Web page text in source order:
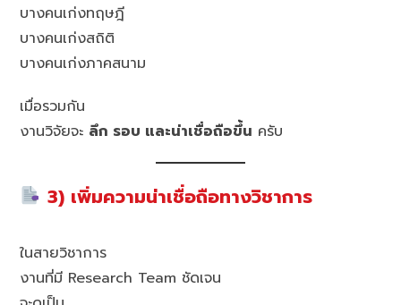
บางคนเก่งทฤษฎี
บางคนเก่งสถิติ
บางคนเก่งภาคสนาม
เมื่อรวมกัน
งานวิจัยจะ ลึก รอบ และน่าเชื่อถือขึ้น ครับ
3) เพิ่มความน่าเชื่อถือทางวิชาการ
ในสายวิชาการ
งานที่มี Research Team ชัดเจน